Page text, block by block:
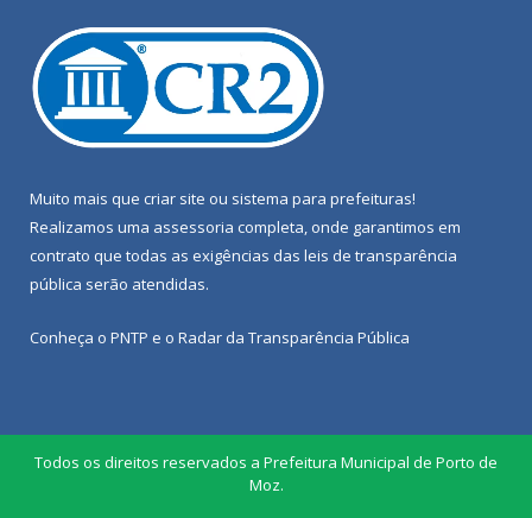
Muito mais que criar site ou sistema para prefeituras!
Realizamos uma assessoria completa, onde garantimos em
contrato que todas as exigências das leis de transparência
pública serão atendidas.
Conheça o PNTP e o Radar da Transparência Pública
Todos os direitos reservados a Prefeitura Municipal de Porto de
Moz.